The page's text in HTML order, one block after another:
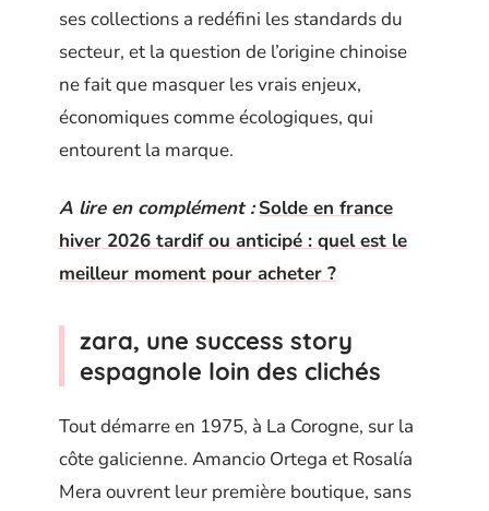
ses collections a redéfini les standards du
secteur, et la question de l’origine chinoise
ne fait que masquer les vrais enjeux,
économiques comme écologiques, qui
entourent la marque.
A lire en complément : Solde en france
hiver 2026 tardif ou anticipé : quel est le
meilleur moment pour acheter ?
zara, une success story
espagnole loin des clichés
Tout démarre en 1975, à La Corogne, sur la
côte galicienne. Amancio Ortega et Rosalía
Mera ouvrent leur première boutique, sans